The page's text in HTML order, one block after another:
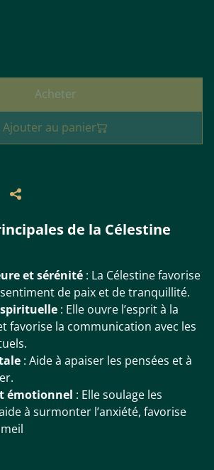
Acheter
Ajouter au panier
de la Célestine
et sérénité : La Célestine favorise
de paix et de tranquillité.
: Elle ouvre l’esprit à la
favorise la communication avec les
: Aide à apaiser les pensées et à
émotionnel : Elle soulage les
à surmonter l’anxiété, favorise